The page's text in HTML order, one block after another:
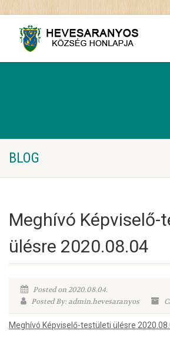
BLOG
Meghívó Képviselő-
ülésre 2020.08.04
Posted on 2020.08.04.
Posted By: admin.hevesaranyos
Meghívó Képviselő-testületi ülésre